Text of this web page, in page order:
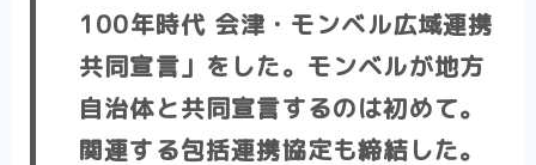
100年時代 会津・モンベル広域連携
共同宣言」 をした。 モンベルが地方
自治体と共同宣言するのは初めて。
関連する包括連携協定も締結した。